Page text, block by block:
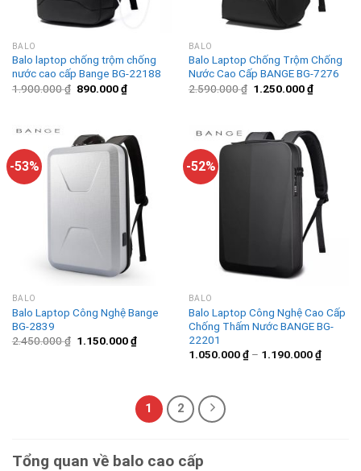
BALO
Balo laptop chống trộm chống
nước cao cấp Bange BG-22188
1.900.000₫ 890.000₫
BALO
Balo Laptop Chống Trộm Chống
Nước Cao Cấp BANGE BG-7276
2.590.000₫ 1.250.000₫
-53%
BALO
Balo Laptop Công Nghệ Bange
BG-2839
2.450.000₫ 1.150.000₫
-52%
BALO
Balo Laptop Công Nghệ Cao Cấp
Chống Thấm Nước BANGE BG-
22201
1.050.000₫– 1.190.000₫
1 2
Tổng quan về balo cao cấp